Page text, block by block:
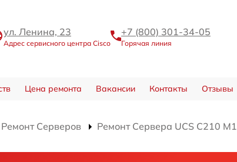
ул. Ленина, 23
Адрес сервисного центра Cisco
+7 (800) 301-34-05
Горячая линия
Цена ремонта Вакансии Контакты Отзывы
Ремонт Серверов Ремонт Сервера UCS C210 M1